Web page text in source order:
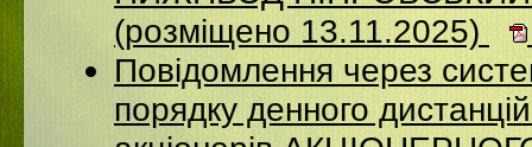
(розміщено 13.11.2025)
Повідомлення через
порядку денного